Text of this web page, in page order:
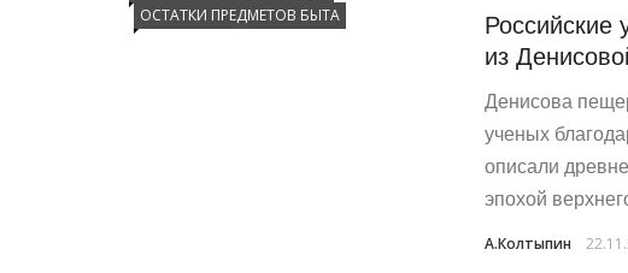
ОСТАТКИ ПРЕДМЕТОВ БЫТА
из
Денисова
ученых
описали
эпохой
А.Колтыпин